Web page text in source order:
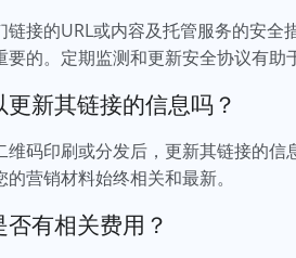
接的URL或内容及托管服务的安
的。定期监测和更新安全协议有助
新其链接的信息吗？
码印刷或分发后，更新其链接的
营销材料始终相关和最新。
有相关费用？